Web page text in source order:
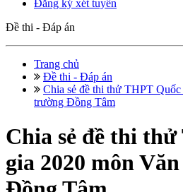
Đăng ký xét tuyển
Đề thi - Đáp án
Trang chủ
Đề thi - Đáp án
Chia sẻ đề thi thử THPT
trường Đồng Tâm
Chia sẻ đề thi
gia 2020 môn